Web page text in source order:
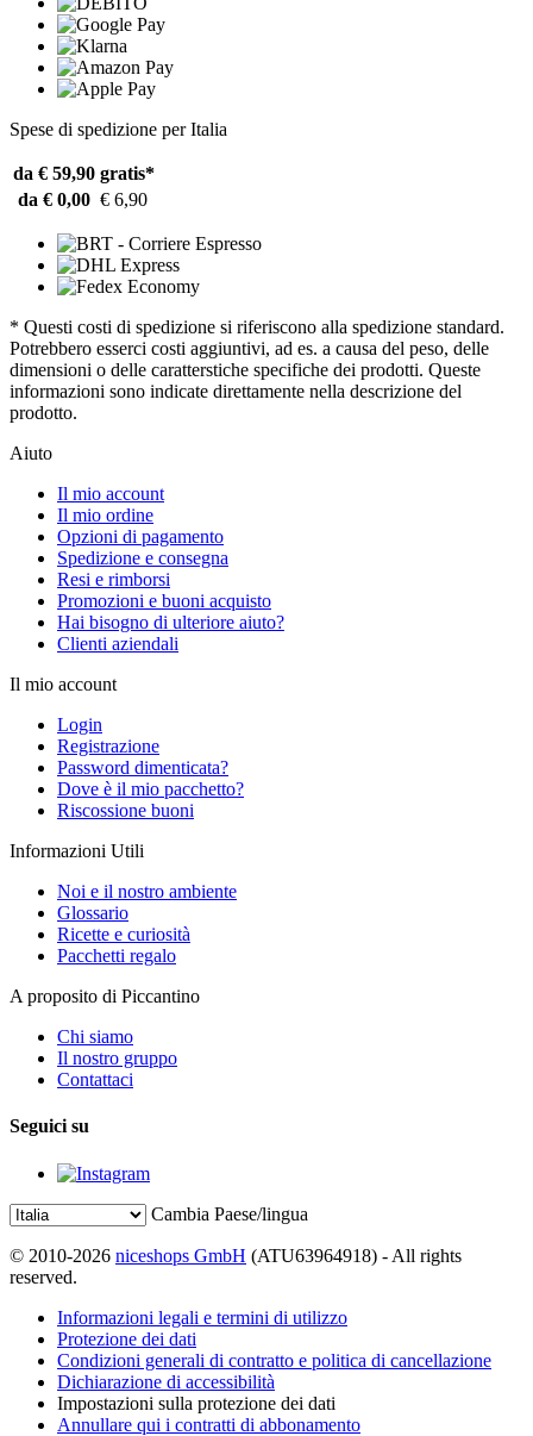
Spese di spedizione per Italia
da € 59,90 gratis*
da € 0,00 € 6,90
* Questi costi di spedizione si riferiscono alla spedizione standard.
Potrebbero esserci costi aggiuntivi, ad es. a causa del peso, delle
dimensioni o delle caratterstiche specifiche dei prodotti. Queste
informazioni sono indicate direttamente nella descrizione del
prodotto.
Aiuto
Il mio account
Il mio ordine
Opzioni di pagamento
Spedizione e consegna
Resi e rimborsi
Promozioni e buoni acquisto
Hai bisogno di ulteriore aiuto?
Clienti aziendali
Il mio account
Login
Registrazione
Password dimenticata?
Dove è il mio pacchetto?
Riscossione buoni
Informazioni Utili
Noi e il nostro ambiente
Glossario
Ricette e curiosità
Pacchetti regalo
A proposito di Piccantino
Chi siamo
Il nostro gruppo
Contattaci
Seguici su
Cambia Paese/lingua
© 2010-2026 niceshops GmbH (ATU63964918) - All rights
reserved.
Informazioni legali e termini di utilizzo
Protezione dei dati
Condizioni generali di contratto e politica di cancellazione
Dichiarazione di accessibilità
Impostazioni sulla protezione dei dati
Annullare qui i contratti di abbonamento